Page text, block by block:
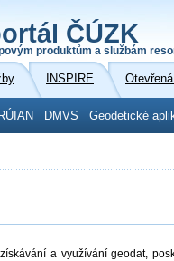
ČÚZK
produktům a službám
INSPIRE
RÚIAN DMVS Geodetické
a využívání geodat,